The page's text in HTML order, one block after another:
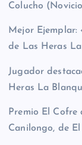
Colucho
Mejor Ejemplar:
de Las Heras
Jugador
Heras La
Premio El
Canilongo, de